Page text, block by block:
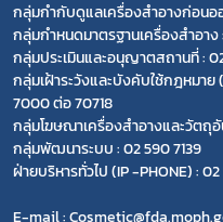
กลุ่มกำกับดูแลเครื่องสำอางก่อน
กลุ่มกำหนดมาตรฐานเครื่องสำอาง
กลุ่มประเมินและอนุญาตสถานที่ :
กลุ่มเฝ้าระวังและบังคับใช้กฎหมาย
7000 ต่อ 70718
กลุ่มโฆษณาเครื่องสำอางและวัตถุ
กลุ่มพัฒนาระบบ : 02 590 7139
ฝ่ายบริหารทั่วไป (IP -PHONE) :